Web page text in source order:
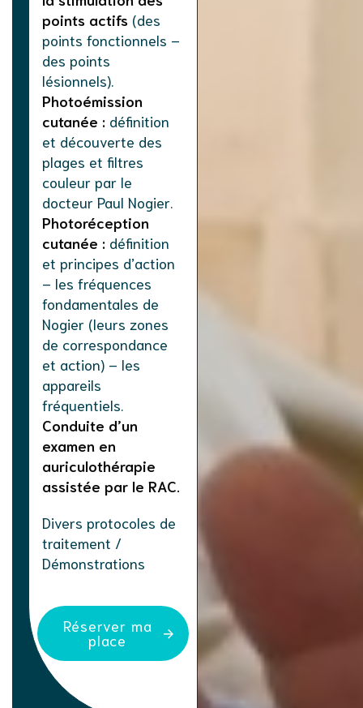
points actifs (des
points fonctionnels –
des points
lésionnels).
Photoémission
cutanée : définition
et découverte des
plages et filtres
couleur par le
docteur Paul Nogier.
Photoréception
cutanée : définition
et principes d’action
– les fréquences
fondamentales de
Nogier (leurs zones
de correspondance
et action) – les
appareils
fréquentiels.
Conduite d’un
examen en
auriculothérapie
assistée par le RAC.
Divers protocoles de
traitement /
Démonstrations
Réserver ma
place